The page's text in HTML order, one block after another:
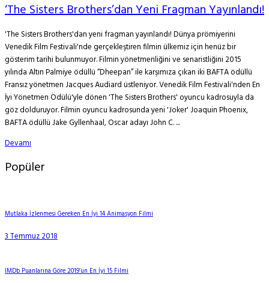
‘The Sisters Brothers’dan Yeni Fragman Yayınlandı!
'The Sisters Brothers'dan yeni fragman yayınlandı! Dünya prömiyerini
Venedik Film Festivali'nde gerçekleştiren filmin ülkemiz için henüz bir
gösterim tarihi bulunmuyor. Filmin yönetmenliğini ve senaristliğini 2015
yılında Altın Palmiye ödüllü “Dheepan” ile karşımıza çıkan iki BAFTA ödüllü
Fransız yönetmen Jacques Audiard üstleniyor. Venedik Film Festivali'nden En
İyi Yönetmen Ödülü'yle dönen 'The Sisters Brothers' oyuncu kadrosuyla da
göz dolduruyor. Filmin oyuncu kadrosunda yeni 'Joker' Joaquin Phoenix,
BAFTA ödüllü Jake Gyllenhaal, Oscar adayı John C. ...
Devamı
Popüler
Mutlaka İzlenmesi Gereken En İyi 14 Animasyon Filmi
3 Temmuz 2018
IMDb Puanlarına Göre 2019’un En İyi 15 Filmi